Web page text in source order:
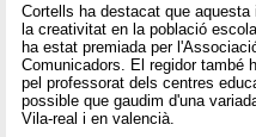
Cortells ha destacat que
la creativitat en la població
ha estat premiada per
Comunicadors. El regidor també
pel professorat dels centres
possible que gaudim d'una
Vila-real i en valencià.